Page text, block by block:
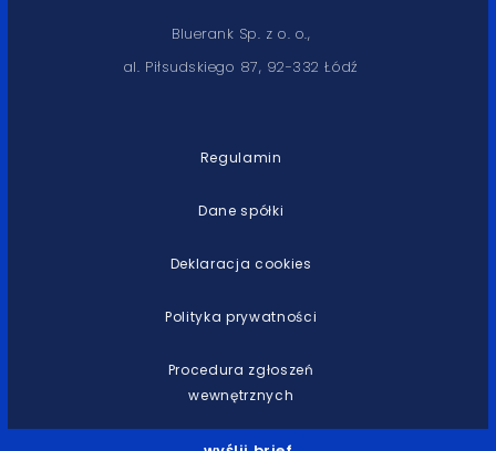
Bluerank Sp. z o. o.,
al. Piłsudskiego 87, 92-332 Łódź
Regulamin
Dane spółki
Deklaracja cookies
Polityka prywatności
Procedura zgłoszeń
wewnętrznych